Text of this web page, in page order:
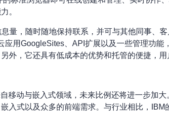
。
量，随时随地保持联系，并可与其他同事、
用GoogleSites、API扩展以及一些管理功能
外，它还具有低成本的优势和托管的便捷，
移动与嵌入式领域，未来比例还将进一步加
入式以及众多的前端需求。与行业相比，IBM